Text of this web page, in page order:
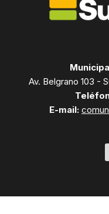
Av. Belgrano 103 -
E-mail: